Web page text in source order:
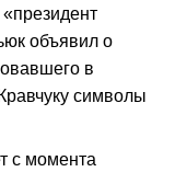
объявил о
в
символы
с момента